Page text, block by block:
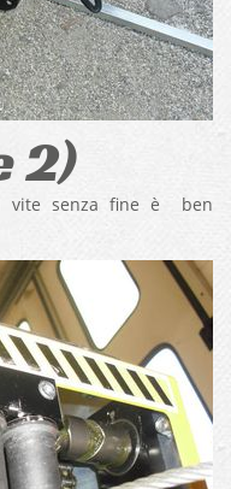
2)
vite senza fine è ben